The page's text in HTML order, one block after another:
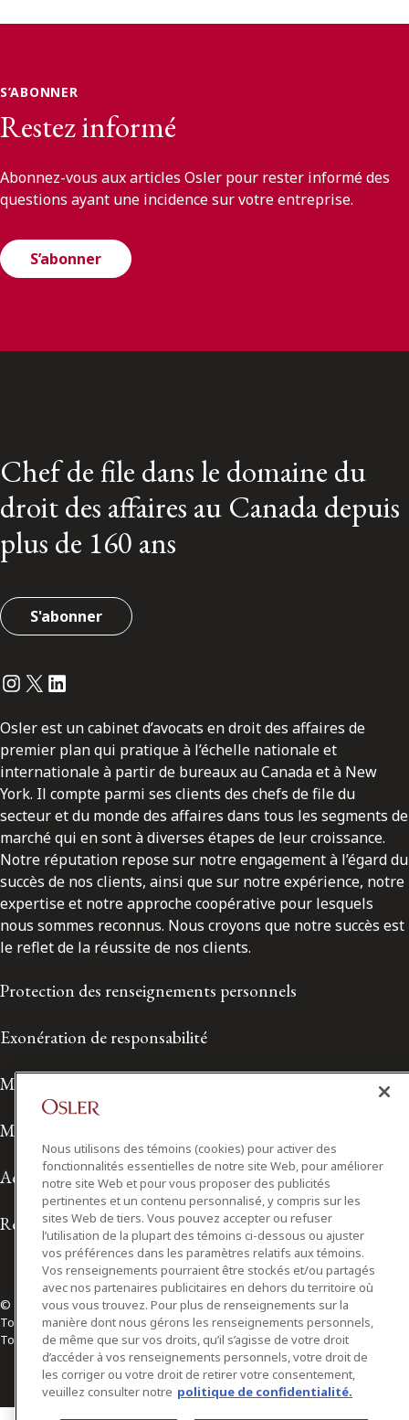
S’ABONNER
Restez informé
Abonnez-vous aux articles Osler pour rester informé des
questions ayant une incidence sur votre entreprise.
S’abonner
Chef de file dans le domaine du
droit des affaires au Canada depuis
plus de 160 ans
S'abonner
Instagram
Twitter
LinkedIn
Osler est un cabinet d’avocats en droit des affaires de
premier plan qui pratique à l’échelle nationale et
internationale à partir de bureaux au Canada et à New
York. Il compte parmi ses clients des chefs de file du
secteur et du monde des affaires dans tous les segments de
marché qui en sont à diverses étapes de leur croissance.
Notre réputation repose sur notre engagement à l’égard du
succès de nos clients, ainsi que sur notre expérience, notre
expertise et notre approche coopérative pour lesquels
nous sommes reconnus. Nous croyons que notre succès est
le reflet de la réussite de nos clients.
Protection des renseignements personnels
Exonération de responsabilité
Modalités de prestation de services
Modalités d'utilisation
Accessibilité
Relations avec les médias
© 2026 Osler, Hoskin & Harcourt S.E.N.C.R.L./s.r.l.
Tous droits réservés
Toronto | Montréal | Calgary | Vancouver | Ottawa | New York
Nous utilisons des témoins (cookies) pour activer des
fonctionnalités essentielles de notre site Web, pour améliorer
notre site Web et pour vous proposer des publicités
pertinentes et un contenu personnalisé, y compris sur les
sites Web de tiers. Vous pouvez accepter ou refuser
l’utilisation de la plupart des témoins ci-dessous ou ajuster
vos préférences dans les paramètres relatifs aux témoins.
Vos renseignements pourraient être stockés et/ou partagés
avec nos partenaires publicitaires en dehors du territoire où
vous vous trouvez. Pour plus de renseignements sur la
manière dont nous gérons les renseignements personnels,
de même que sur vos droits, qu’il s’agisse de votre droit
d’accéder à vos renseignements personnels, votre droit de
les corriger ou votre droit de retirer votre consentement,
veuillez consulter notre politique de confidentialité.